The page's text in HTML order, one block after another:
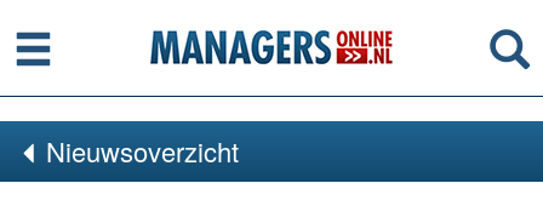
Menu
Nieuwsoverzicht